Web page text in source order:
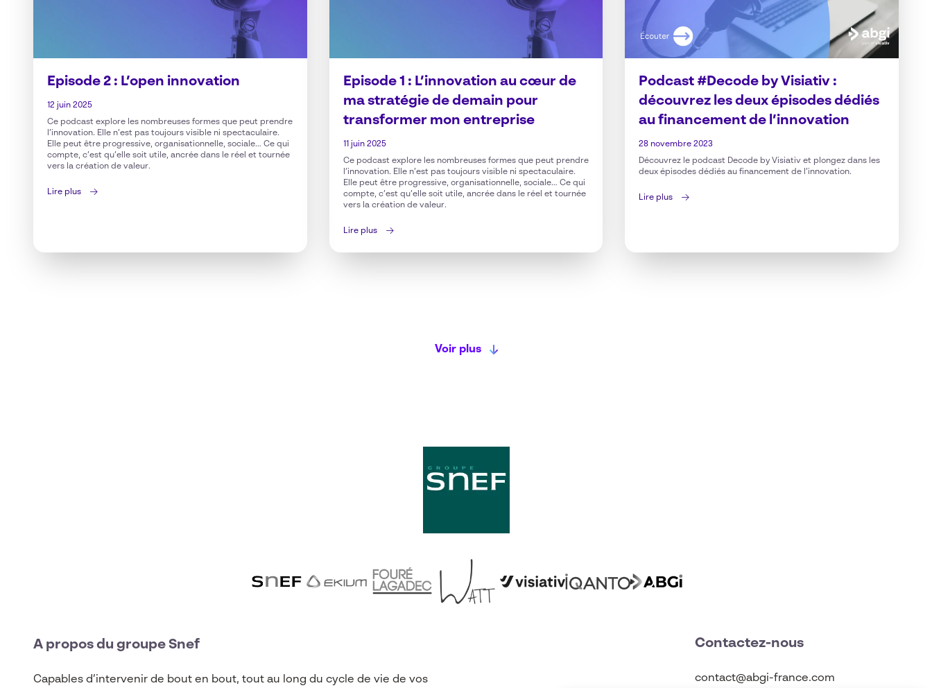
Episode 2 : L’open innovation
12 juin 2025
Ce podcast explore les nombreuses formes que peut prendre
l’innovation. Elle n’est pas toujours visible ni spectaculaire.
Elle peut être progressive, organisationnelle, sociale… Ce qui
compte, c’est qu’elle soit utile, ancrée dans le réel et tournée
vers la création de valeur.
Lire plus
Episode 1 : L’innovation au cœur de
ma stratégie de demain pour
transformer mon entreprise
11 juin 2025
Ce podcast explore les nombreuses formes que peut prendre
l’innovation. Elle n’est pas toujours visible ni spectaculaire.
Elle peut être progressive, organisationnelle, sociale… Ce qui
compte, c’est qu’elle soit utile, ancrée dans le réel et tournée
vers la création de valeur.
Lire plus
Podcast #Decode by Visiativ :
découvrez les deux épisodes dédiés
au financement de l’innovation
28 novembre 2023
Découvrez le podcast Decode by Visiativ et plongez dans les
deux épisodes dédiés au financement de l’innovation.
Lire plus
Voir plus
A propos du groupe Snef
Capables d’intervenir de bout en bout, tout au long du cycle de vie de vos
Contactez-nous
contact@abgi-france.com